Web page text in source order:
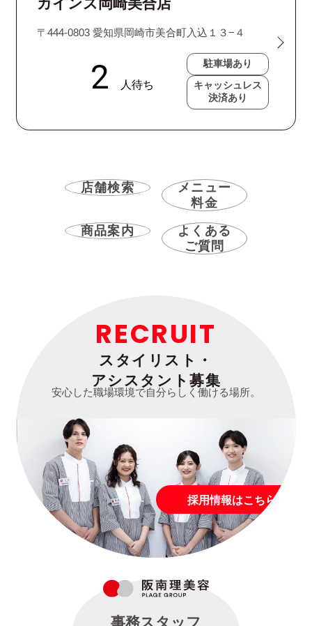
カインズ岡崎美合店
〒444-0803 愛知県岡崎市美合町入込１３−４
駐車場あり
キャッシュレス
決済あり
店舗検索
メニュー
料金
商品案内
よくある
ご質問
RECRUIT
スタイリスト・
アシスタント募集
安心した職場環境で自分らしく働ける場所。
採用情報はこちら
事務スタッフ